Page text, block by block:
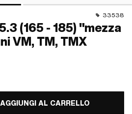
33538
(165 - 185) "mezza
VM, TM, TMX
AGGIUNGI AL CARRELLO